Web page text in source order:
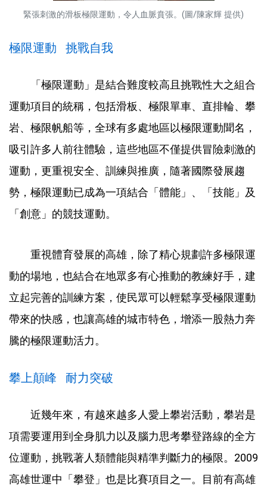
緊張刺激的滑板極限運動，令人血脈賁張。(圖/陳家輝 提供)
極限運動 挑戰自我
「極限運動」是結合難度較高且挑戰性大之組合
運動項目的統稱，包括滑板、極限單車、直排輪、攀
岩、極限帆船等，全球有多處地區以極限運動聞名，
吸引許多人前往體驗，這些地區不僅提供冒險刺激的
運動，更重視安全、訓練與推廣，隨著國際發展趨
勢，極限運動已成為一項結合「體能」、「技能」及
「創意」的競技運動。
重視體育發展的高雄，除了精心規劃許多極限運
動的場地，也結合在地眾多有心推動的教練好手，建
立起完善的訓練方案，使民眾可以輕鬆享受極限運動
帶來的快感，也讓高雄的城市特色，增添一股熱力奔
騰的極限運動活力。
攀上顛峰 耐力突破
近幾年來，有越來越多人愛上攀岩活動，攀岩是
項需要運用到全身肌力以及腦力思考攀登路線的全方
位運動，挑戰著人類體能與精準判斷力的極限。2009
高雄世運中「攀登」也是比賽項目之一。目前有高雄